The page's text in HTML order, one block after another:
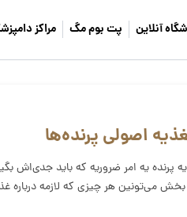
آنلاین پت بوم مگ مراکز
اصولی پرنده‌ها
پرنده یه امر ضروریه که باید جدی‌اش
بخش می‌تونین هر چیزی که لازمه